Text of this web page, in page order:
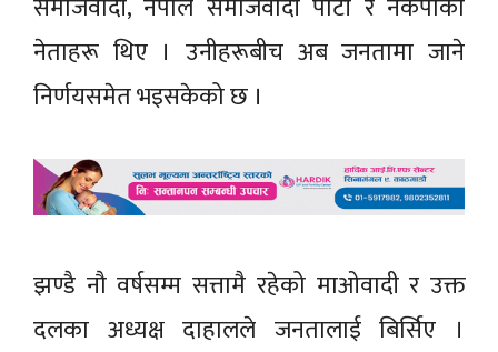
समाजवादी, नेपाल समाजवादी पार्टी र नेकपाका
नेताहरू थिए । उनीहरूबीच अब जनतामा जाने
निर्णयसमेत भइसकेको छ ।
झण्डै नौ वर्षसम्म सत्तामै रहेको माओवादी र उक्त
दलका अध्यक्ष दाहालले जनतालाई बिर्सिए ।